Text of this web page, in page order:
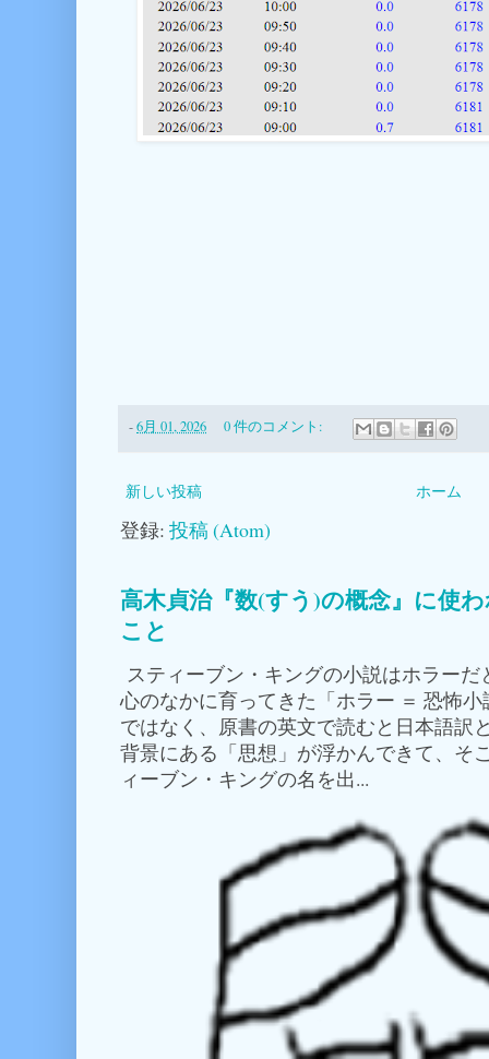
-6月 01, 2026 0 件のコメント:
新しい投稿 ホーム
登録: 投稿 (Atom)
高木貞治『数(すう)の概念』に使
こと
スティーブン・キングの小説はホラー
心のなかに育ってきた「ホラー ＝ 恐怖
ではなく、原書の英文で読むと日本語訳
背景にある「思想」が浮かんできて、そ
ィーブン・キングの名を出...